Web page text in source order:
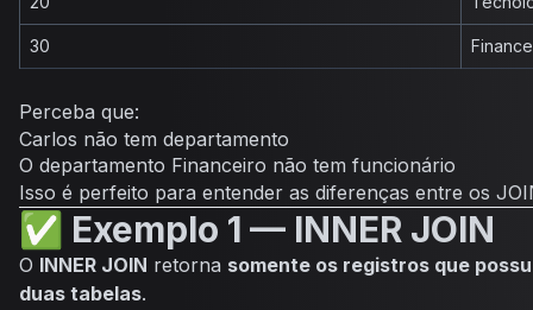
30
Perceba que:
Carlos não tem departamento
O departamento Financeiro não tem funcionário
Isso é perfeito para entender as diferenças entre os
✅ Exemplo 1 — INNER JOIN
O INNER JOIN retorna somente os registros que
duas tabelas.